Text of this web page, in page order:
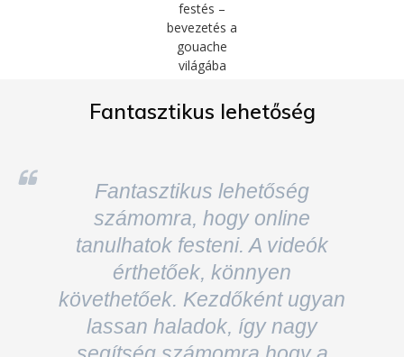
Fantasztikus lehetőség
számomra, hogy online
követhetőek. Kezdőként ugyan
lassan haladok, így nagy
segítség számomra hogy a
saját időbeosztásom szerint
fejlődhetek.
Kmeth Mária